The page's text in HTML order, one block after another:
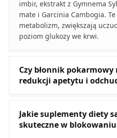
imbir, ekstrakt z Gymnema
mate i Garcinia Cambogia.
metabolizm, zwiększają
poziom glukozy we krwi.
Czy błonnik pokarmowy
redukcji apetytu i
Jakie suplementy diety
skuteczne w